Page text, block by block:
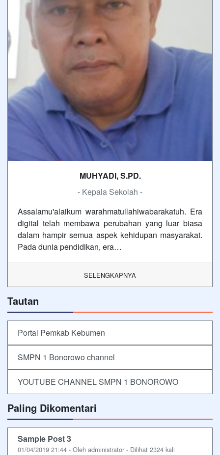
MUHYADI, S.PD.
- Kepala Sekolah -
Assalamu'alaikum warahmatullahiwabarakatuh. Era
digital telah membawa perubahan yang luar biasa
dalam hampir semua aspek kehidupan masyarakat.
Pada dunia pendidikan, era…
SELENGKAPNYA
Tautan
Portal Pemkab Kebumen
SMPN 1 Bonorowo channel
YOUTUBE CHANNEL SMPN 1 BONOROWO
Paling Dikomentari
Sample Post 3
01/04/2019 21:44 - Oleh administrator - Dilihat 2324 kali